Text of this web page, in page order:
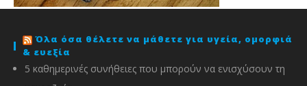
Όλα όσα θέλετε να μάθετε για υγεία, ομορφιά
& ευεξία
5 καθημερινές συνήθειες που μπορούν να ενισχύσουν τη